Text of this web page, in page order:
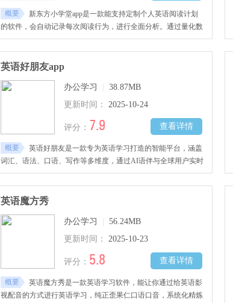
概要
新东方小学堂app是一款能支持定制个人英语阅读计划
的软件，会自动记录每次阅读行为，进行全面分析。通过量化数
据评估使用者的能力发展轨迹，它能够帮助使用者提升英文阅读
水平。持续追踪长期学习进程，运用智能技术识别个体优势、薄
弱环节，动态调整训练重点，专项强化指导，帮助使用者逐步突
英语好朋友app
办公学习
38.87MB
更新时间：
2025-10-24
查看详情
评分： 7.9
概要
英语好朋友是一款专为英语学习打造的智能平台，涵盖
词汇、语法、口语、写作等多维度，通过AI语伴与全球用户实时
互动，打造真实语境提升表达能力。软件用智能匹配算法精准推
送个性化学习内容，学习更高效。提供学习进度追踪、错题集整
理等实用功能，帮助用户查漏补缺，提升英语水平。
英语魔方秀
办公学习
56.24MB
更新时间：
2025-10-23
查看详情
评分： 5.8
概要
英语魔方秀是一款英语学习软件，能让你通过给英语影
视配音的方式进行英语学习，纯正歪果仁口语口音，系统化精炼